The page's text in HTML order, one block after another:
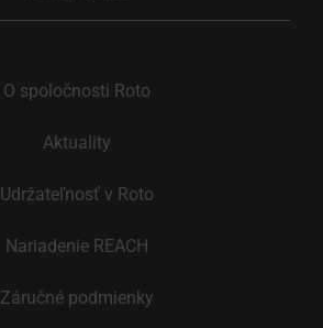
O spoločnosti Roto
Aktuality
Udržateľnosť v Roto
Nariadenie REACH
Záručné podmienky